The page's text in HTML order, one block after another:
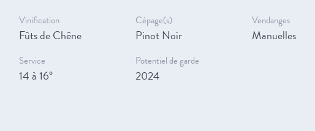
Vinification
Fûts de Chêne
Cépage(s)
Pinot Noir
Vendanges
Manuelles
Service
14 à 16°
Potentiel de garde
2024